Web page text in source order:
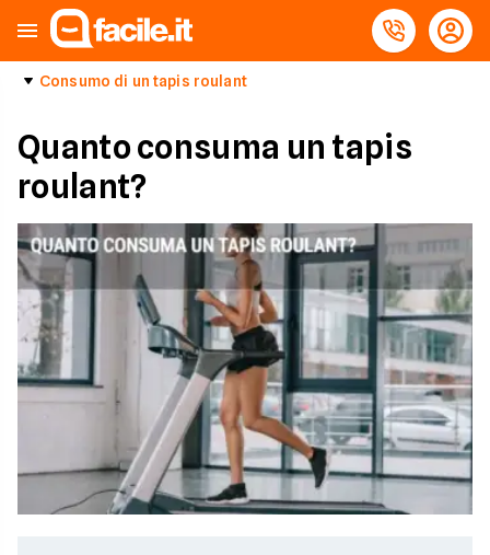
Consumo di un tapis roulant
Quanto consuma un tapis
roulant?